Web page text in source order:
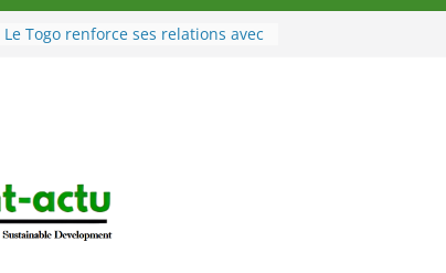
Le Togo renforce ses relations avec
marque de confiance au Togo sur
la scène internationale au-delà des
performances de ses athlètes